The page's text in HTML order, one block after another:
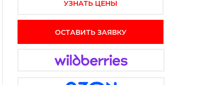
УЗНАТЬ ЦЕНЫ
ОСТАВИТЬ ЗАЯВКУ